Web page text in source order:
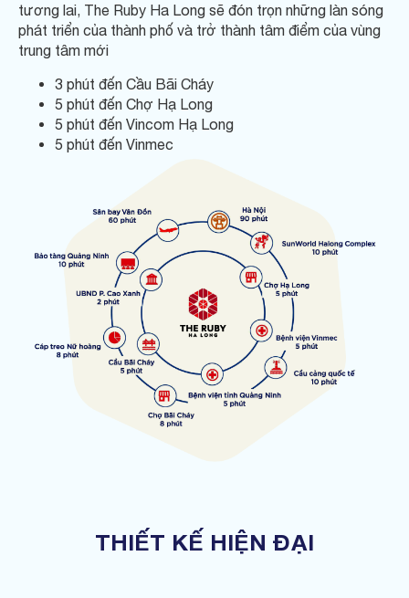
tương lai, The Ruby Ha Long sẽ đón trọn những làn sóng
phát triển của thành phố và trở thành tâm điểm của vùng
trung tâm mới
3 phút đến Cầu Bãi Cháy
5 phút đến Chợ Hạ Long
5 phút đến Vincom Hạ Long
5 phút đến Vinmec
THIẾT KẾ HIỆN ĐẠI